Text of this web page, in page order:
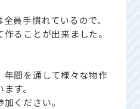
員手慣れているので、
ることが出来ました。
間を通して様々な物作
す。
ください。